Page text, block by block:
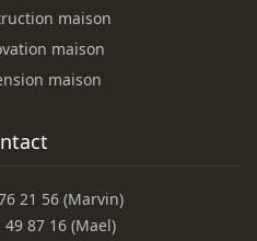
maison
maison
maison
21 56 (Marvin)
49 87 16 (Mael)